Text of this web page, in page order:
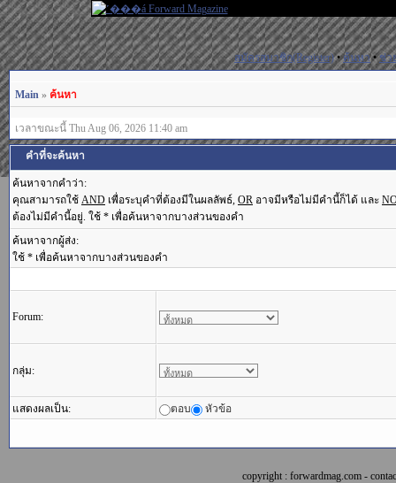
สมัครสมาชิก(Register)•ค้นหา•ช่ว
Main » ค้นหา
เวลาขณะนี้ Thu Aug 06, 2026 11:40 am
คำที่จะค้นหา
ค้นหาจากคำว่า:
คุณสามารถใช้ AND เพื่อระบุคำที่ต้องมีในผลลัพธ์, OR อาจมีหรือไม่มีคำนี้ก็ได้ และ
ต้องไม่มีคำนี้อยู่. ใช้ * เพื่อค้นหาจากบางส่วนของคำ
ค้นหาจากผู้ส่ง:
ใช้ * เพื่อค้นหาจากบางส่วนของคำ
Forum:
กลุ่ม:
แสดงผลเป็น: ตอบ หัวข้อ
copyright : forwardmag.com -